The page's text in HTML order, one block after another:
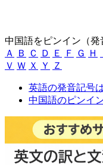
中国語をピンイン（
Ａ
Ｂ Ｃ Ｄ Ｅ Ｆ Ｇ Ｈ
Ｖ Ｗ Ｘ Ｙ Ｚ
英語の発音記号
中国語のピンイ